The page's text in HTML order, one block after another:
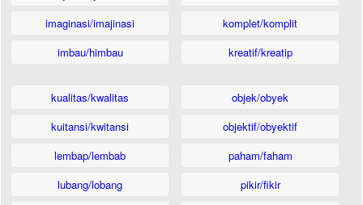
imaginasi/imajinasi
imbau/himbau
komplet/komplit
kreatif/kreatip
kualitas/kwalitas
kuitansi/kwitansi
lembap/lembab
lubang/lobang
objek/obyek
objektif/obyektif
paham/faham
pikir/fikir